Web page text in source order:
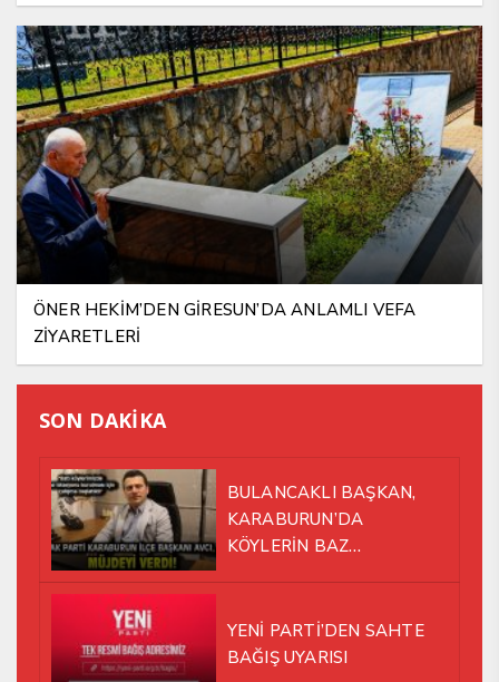
ÖNER HEKİM’DEN GİRESUN’DA ANLAMLI VEFA
ZİYARETLERİ
SON DAKİKA
BULANCAKLI BAŞKAN,
KARABURUN’DA
KÖYLERİN BAZ
YENİ PARTİ’DEN SAHTE
BAĞIŞ UYARISI